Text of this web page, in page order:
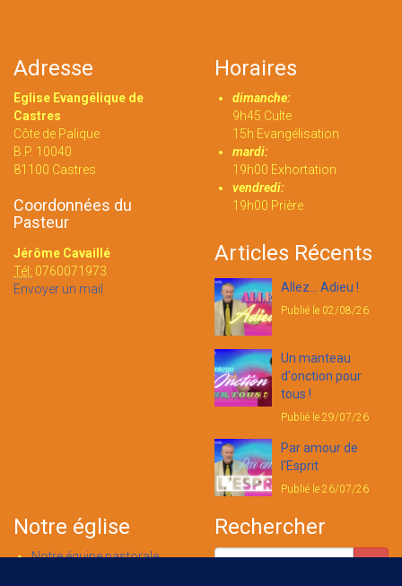
Adresse
Eglise Evangélique de
Castres
Côte de Palique
B.P. 10040
81100 Castres
Coordonnées du
Pasteur
Jérôme Cavaillé
Tél: 0760071973
Envoyer un mail
Horaires
dimanche:
9h45 Culte
15h Evangélisation
mardi:
19h00 Exhortation
vendredi:
19h00 Prière
Articles Récents
Allez... Adieu !
Publié le 02/08/26
Un manteau
d'onction pour
tous !
Publié le 29/07/26
Par amour de
l'Esprit
Publié le 26/07/26
Notre église
Notre équipe pastorale
Rechercher